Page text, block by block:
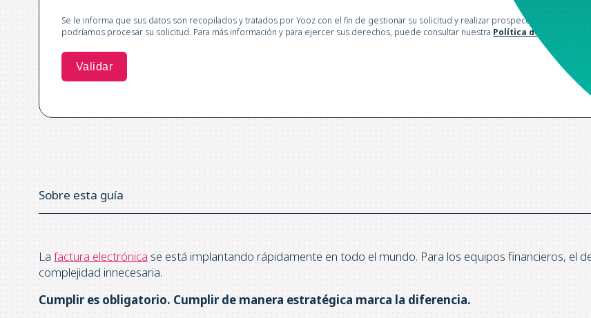
Se le informa que sus datos son recopilados y tratados por Yooz con el fin de gestionar su solicitud y realizar prospección comercial.
podríamos procesar su solicitud. Para más información y para ejercer sus derechos, puede consultar nuestra Política de
Sobre esta guía
La factura electrónica se está implantando rápidamente en todo el mundo. Para los equipos financieros, el
complejidad innecesaria.
Cumplir es obligatorio. Cumplir de manera estratégica marca la diferencia.